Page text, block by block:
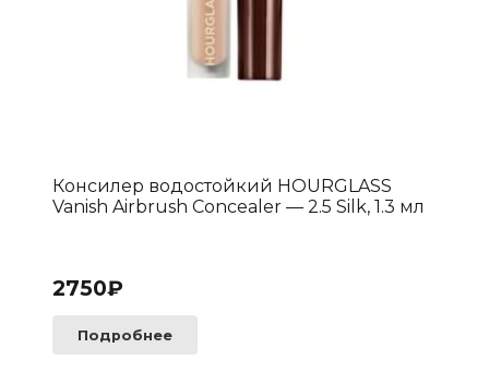
Консилер водостойкий HOURGLASS
Vanish Airbrush Concealer — 2.5 Silk, 1.3 мл
2750₽
Подробнее